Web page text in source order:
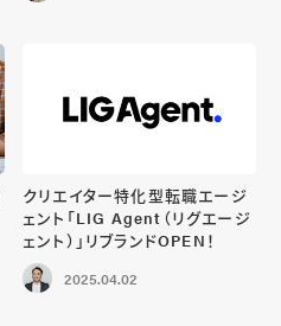
クリエイター特化型転職エージ
ェント「LIG Agent（リグエージ
ェント）」リブランドOPEN！
2025.04.02